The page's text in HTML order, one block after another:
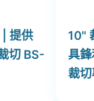
提供
切 BS-
10"
具
裁